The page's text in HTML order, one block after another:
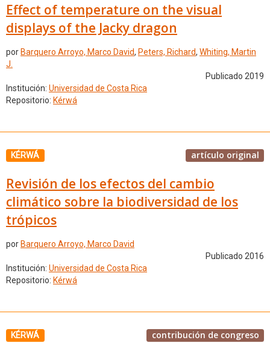
Effect of temperature on the visual
displays of the Jacky dragon
por Barquero Arroyo, Marco David, Peters, Richard, Whiting, Martin
J.
Publicado 2019
Institución: Universidad de Costa Rica
Repositorio: Kérwá
KÉRWÁ artículo original
Revisión de los efectos del cambio
climático sobre la biodiversidad de los
trópicos
por Barquero Arroyo, Marco David
Publicado 2016
Institución: Universidad de Costa Rica
Repositorio: Kérwá
KÉRWÁ contribución de congreso